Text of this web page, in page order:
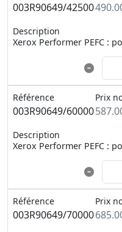
003R90649/42500
Description
Xerox Performer PEFC :
Référence
003R90649/60000
Prix
Description
Xerox Performer PEFC :
Référence
003R90649/70000
Prix